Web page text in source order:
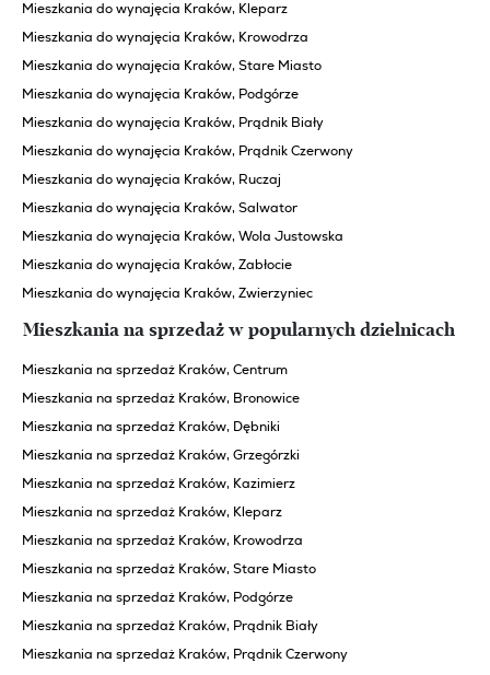
Mieszkania do wynajęcia Kraków, Kleparz
Mieszkania do wynajęcia Kraków, Krowodrza
Mieszkania do wynajęcia Kraków, Stare Miasto
Mieszkania do wynajęcia Kraków, Podgórze
Mieszkania do wynajęcia Kraków, Prądnik Biały
Mieszkania do wynajęcia Kraków, Prądnik Czerwony
Mieszkania do wynajęcia Kraków, Ruczaj
Mieszkania do wynajęcia Kraków, Salwator
Mieszkania do wynajęcia Kraków, Wola Justowska
Mieszkania do wynajęcia Kraków, Zabłocie
Mieszkania do wynajęcia Kraków, Zwierzyniec
Mieszkania na sprzedaż w popularnych dzielnicach
Mieszkania na sprzedaż Kraków, Centrum
Mieszkania na sprzedaż Kraków, Bronowice
Mieszkania na sprzedaż Kraków, Dębniki
Mieszkania na sprzedaż Kraków, Grzegórzki
Mieszkania na sprzedaż Kraków, Kazimierz
Mieszkania na sprzedaż Kraków, Kleparz
Mieszkania na sprzedaż Kraków, Krowodrza
Mieszkania na sprzedaż Kraków, Stare Miasto
Mieszkania na sprzedaż Kraków, Podgórze
Mieszkania na sprzedaż Kraków, Prądnik Biały
Mieszkania na sprzedaż Kraków, Prądnik Czerwony